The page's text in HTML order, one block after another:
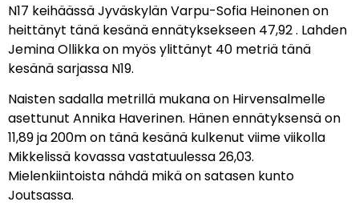
N17 keihäässä Jyväskylän Varpu-Sofia Heinonen on
heittänyt tänä kesänä ennätyksekseen 47,92 . Lahden
Jemina Ollikka on myös ylittänyt 40 metriä tänä
kesänä sarjassa N19.
Naisten sadalla metrillä mukana on Hirvensalmelle
asettunut Annika Haverinen. Hänen ennätyksensä on
11,89 ja 200m on tänä kesänä kulkenut viime viikolla
Mikkelissä kovassa vastatuulessa 26,03.
Mielenkiintoista nähdä mikä on satasen kunto
Joutsassa.